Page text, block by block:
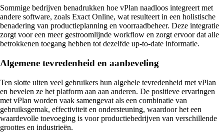
Sommige bedrijven benadrukken hoe vPlan naadloos integreert met
andere software, zoals Exact Online, wat resulteert in een holistische
benadering van productieplanning en voorraadbeheer. Deze integratie
zorgt voor een meer gestroomlijnde workflow en zorgt ervoor dat alle
betrokkenen toegang hebben tot dezelfde up-to-date informatie.
Algemene tevredenheid en aanbeveling
Ten slotte uiten veel gebruikers hun algehele tevredenheid met vPlan
en bevelen ze het platform aan aan anderen. De positieve ervaringen
met vPlan worden vaak samengevat als een combinatie van
gebruiksgemak, effectiviteit en ondersteuning, waardoor het een
waardevolle toevoeging is voor productiebedrijven van verschillende
groottes en industrieën.